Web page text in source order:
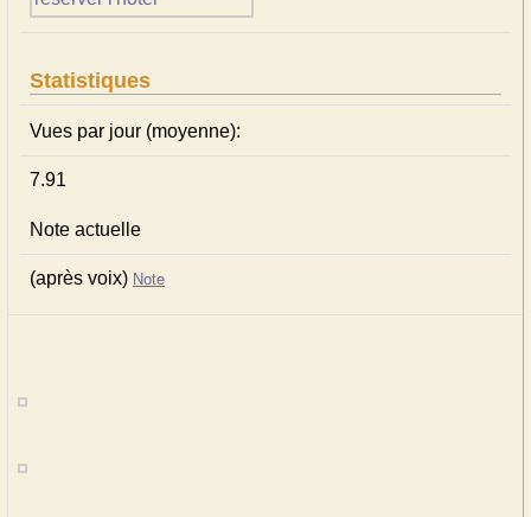
Statistiques
Vues par jour (moyenne):
7.91
Note actuelle
(après voix) Note